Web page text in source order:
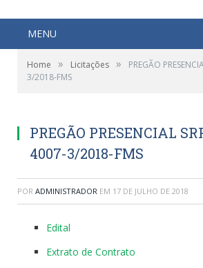
MENU
Home » Licitações »
PREGÃO
3/2018-FMS
PREGÃO PRESENCIAL
4007-3/2018-FMS
POR ADMINISTRADOR EM 17 DE JULHO DE 2018
Edital
Extrato de Contrato